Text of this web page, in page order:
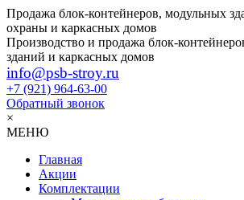
Продажа блок-контейнеров, модульных
охраны и каркасных домов
Производство и продажа блок-
зданий и каркасных домов
info@psb-stroy.ru
+7 (921) 964-63-00
Обратный звонок
×
МЕНЮ
Главная
Акции
Комплектации